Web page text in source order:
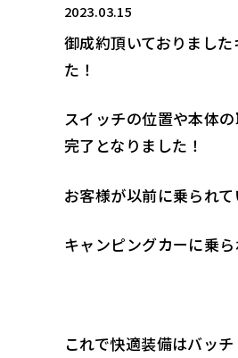
2023.03.15
御成約頂いておりまし
た！
スイッチの位置や本体
完了となりました！
お客様が以前に乗られ
キャンピングカーに乗
これで快適装備はバッ